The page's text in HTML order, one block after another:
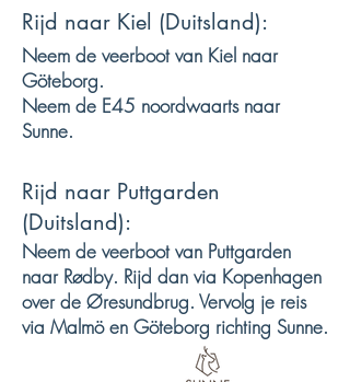
Rijd naar Kiel (Duitsland):
Neem de veerboot van Kiel naar
Göteborg.
Neem de E45 noordwaarts naar
Sunne.
Rijd naar Puttgarden
(Duitsland):
Neem de veerboot van Puttgarden
naar Rødby. Rijd dan via Kopenhagen
over de Øresundbrug. Vervolg je reis
via Malmö en Göteborg richting Sunne.